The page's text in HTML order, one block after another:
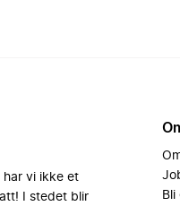
har vi ikke et
I stedet blir